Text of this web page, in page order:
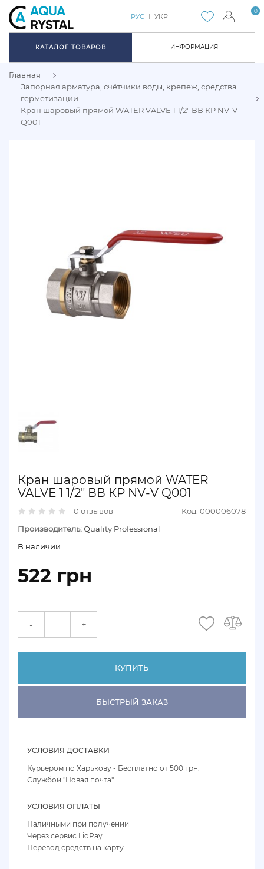
ИНФОРМАЦИЯ
0
РУС УКР
КАТАЛОГ ТОВАРОВ
Главная
Запорная арматура, счётчики воды, крепеж, средства
герметизации
Кран шаровый прямой WATER VALVE 1 1/2" ВВ КP NV-V
Q001
Кран шаровый прямой WATER
VALVE 1 1/2" ВВ КP NV-V Q001
0 отзывов
Код: 000006078
Производитель:Quality Professional
В наличии
522 грн
- +
КУПИТЬ
БЫСТРЫЙ ЗАКАЗ
УСЛОВИЯ ДОСТАВКИ
Курьером по Харькову - Бесплатно от 500 грн.
Службой "Новая почта"
УСЛОВИЯ ОПЛАТЫ
Наличными при получении
Через сервис LiqPay
Перевод средств на карту